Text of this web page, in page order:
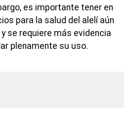
es importante tener en
para la salud del alelí aún
se requiere más evidencia
plenamente su uso.